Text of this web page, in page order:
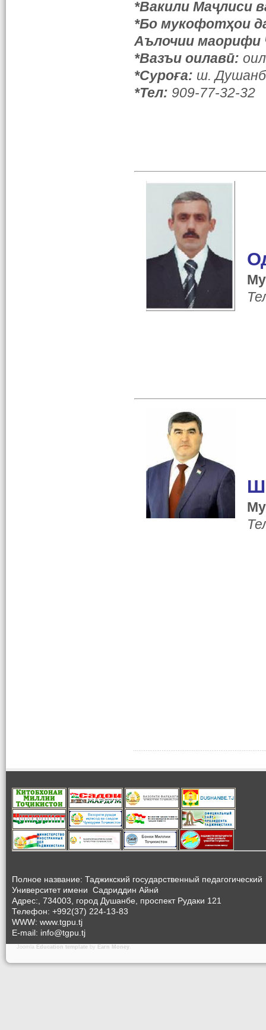
*Вакили Маҷлиси
*Бо мукофотҳои
Аълочии маорифи
*Вазъи оилавӣ:
*Суроға: ш.
*Тел: 909-77-32-32
Полное название: Таджикский государственный педагогический
Университет имени Садриддин Айнӣ
Адрес:, 734003, город Душанбе, проспект Рудаки 121
Телефон: +992(37) 224-13-83
WWW: www.tgpu.tj
E-mail: info@tgpu.tj
Joomla Education template by Earn Money.